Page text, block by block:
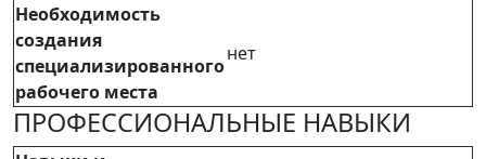
Необходимость
создания
специализированного
рабочего места
нет
ПРОФЕССИОНАЛЬНЫЕ НАВЫКИ